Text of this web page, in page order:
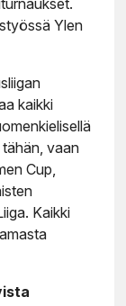
Ylen
kaikki
vaan
Cup,
Kaikki